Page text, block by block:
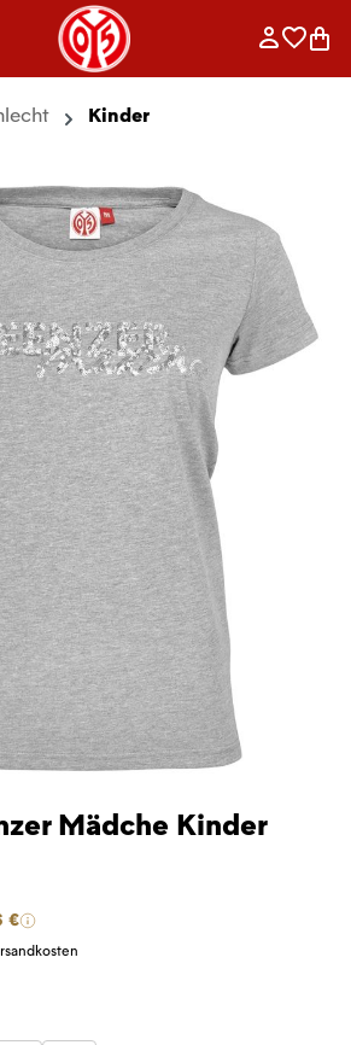
Kinder
Mädche Kinder
€